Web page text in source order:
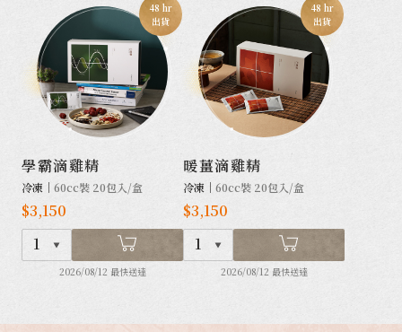
48 hr
出貨
學霸滴雞精
冷凍｜ 60cc裝 20包入/盒
$3,150
1
2026/08/12 最快送達
48 hr
出貨
暖薑滴雞精
冷凍｜ 60cc裝 20包入/盒
$3,150
1
2026/08/12 最快送達